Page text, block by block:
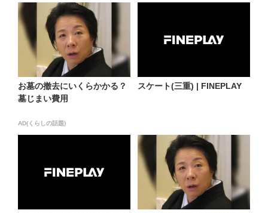
お墓の撤去にいくらかかる？
墓じまい費用
AD(くらしの話題)
スケート(三重) | FINEPLAY